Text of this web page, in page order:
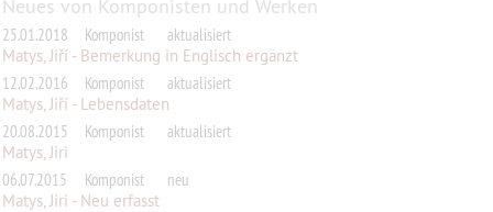
Neues von Komponisten und Werken
25.01.2018 Komponist
aktualisiert
Matys, Jiří - Bemerkung in Englisch ergänzt
12.02.2016
Komponist
aktualisiert
Matys, Jiří - Lebensdaten
20.08.2015
Komponist
aktualisiert
Matys, Jiri
06.07.2015
Komponist
neu
Matys, Jiri - Neu erfasst